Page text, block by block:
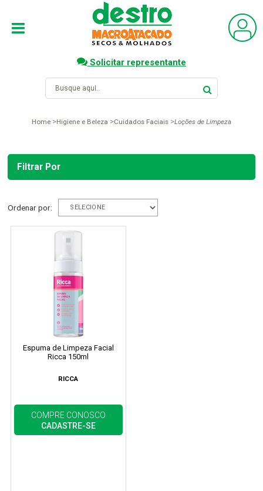
Solicitar representante
Home Higiene e Beleza Cuidados Faciais Loções de Limpeza
Filtrar Por
Ordenar por:
Espuma de Limpeza Facial
Ricca 150ml
RICCA
COMPRE CONOSCO
CADASTRE-SE